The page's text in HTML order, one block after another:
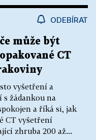
ODEBÍRAT
může být
CT
vyšetření a
žádankou na
a říká si, jak
CT vyšetření
zhruba 200 až...